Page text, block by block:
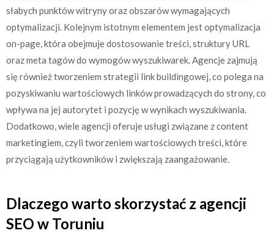
słabych punktów witryny oraz obszarów wymagających
optymalizacji. Kolejnym istotnym elementem jest optymalizacja
on-page, która obejmuje dostosowanie treści, struktury URL
oraz meta tagów do wymogów wyszukiwarek. Agencje zajmują
się również tworzeniem strategii link buildingowej, co polega na
pozyskiwaniu wartościowych linków prowadzących do strony, co
wpływa na jej autorytet i pozycję w wynikach wyszukiwania.
Dodatkowo, wiele agencji oferuje usługi związane z content
marketingiem, czyli tworzeniem wartościowych treści, które
przyciągają użytkowników i zwiększają zaangażowanie.
Dlaczego warto skorzystać z agencji
SEO w Toruniu